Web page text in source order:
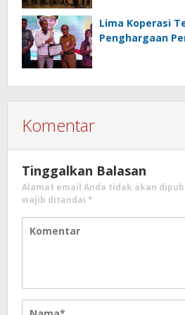
Lima Koperasi
Penghargaan
Komentar
Tinggalkan Balasan
Alamat email Anda tidak akan
wajib ditandai *